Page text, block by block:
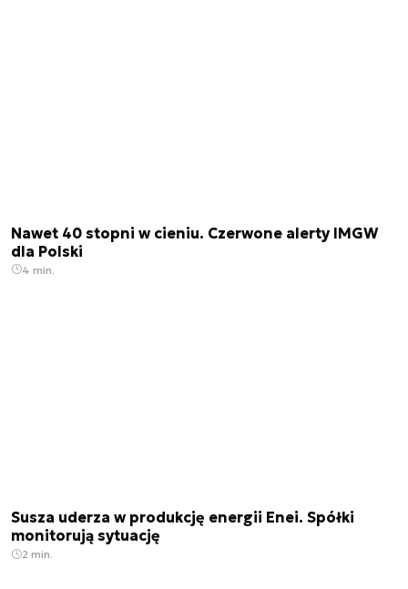
Nawet 40 stopni w cieniu. Czerwone alerty IMGW
dla Polski
4 min.
Susza uderza w produkcję energii Enei. Spółki
monitorują sytuację
2 min.